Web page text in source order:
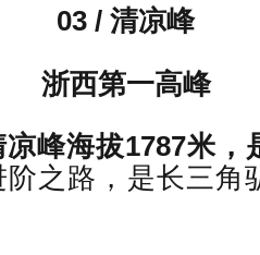
03 / 清凉峰
浙西第一高峰
凉峰海拔1787米，
之路，是长三角